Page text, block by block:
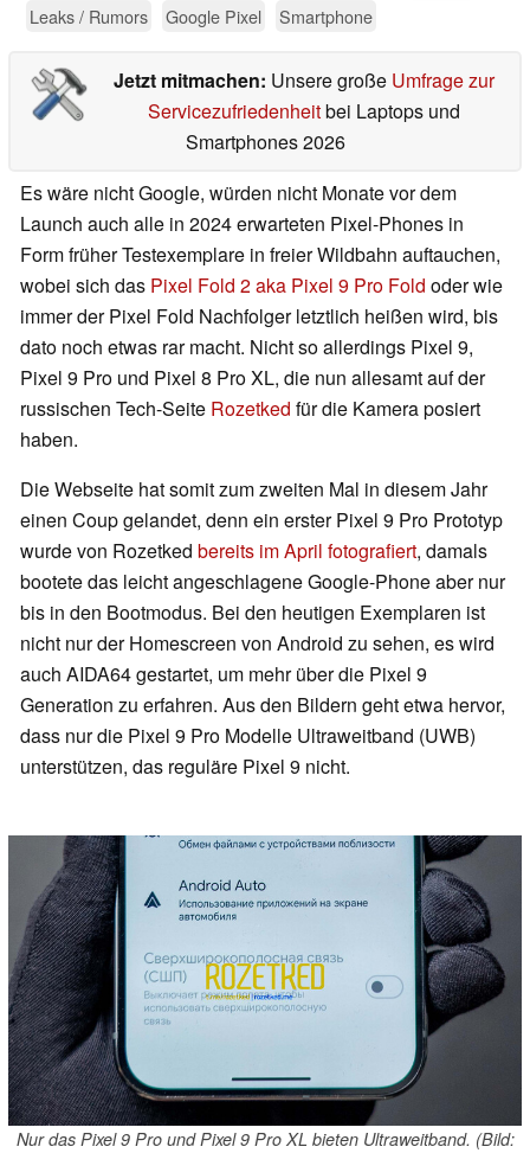
Leaks / Rumors
Google Pixel Smartphone
Jetzt mitmachen: Unsere große Umfrage zur
Servicezufriedenheitbei Laptops und
Smartphones 2026
Es wäre nicht Google, würden nicht Monate vor dem
Launch auch alle in 2024 erwarteten Pixel-Phones in
Form früher Testexemplare in freier Wildbahn auftauchen,
wobei sich das Pixel Fold 2 aka Pixel 9 Pro Fold oder wie
immer der Pixel Fold Nachfolger letztlich heißen wird, bis
dato noch etwas rar macht. Nicht so allerdings Pixel 9,
Pixel 9 Pro und Pixel 8 Pro XL, die nun allesamt auf der
russischen Tech-Seite Rozetked für die Kamera posiert
haben.
Die Webseite hat somit zum zweiten Mal in diesem Jahr
einen Coup gelandet, denn ein erster Pixel 9 Pro Prototyp
wurde von Rozetked bereits im April fotografiert, damals
bootete das leicht angeschlagene Google-Phone aber nur
bis in den Bootmodus. Bei den heutigen Exemplaren ist
nicht nur der Homescreen von Android zu sehen, es wird
auch AIDA64 gestartet, um mehr über die Pixel 9
Generation zu erfahren. Aus den Bildern geht etwa hervor,
dass nur die Pixel 9 Pro Modelle Ultraweitband (UWB)
unterstützen, das reguläre Pixel 9 nicht.
Nur das Pixel 9 Pro und Pixel 9 Pro XL bieten Ultraweitband. (Bild: